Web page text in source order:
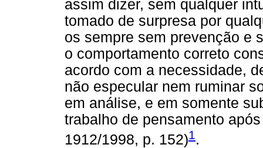
assim dizer, sem qualquer
tomado de surpresa por
os sempre sem prevenção e
o comportamento correto
acordo com a necessidade,
não especular nem ruminar
em análise, e em somente
trabalho de pensamento
1912/1998, p. 152)1.